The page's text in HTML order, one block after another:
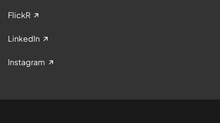
FlickR
LinkedIn
Instagram